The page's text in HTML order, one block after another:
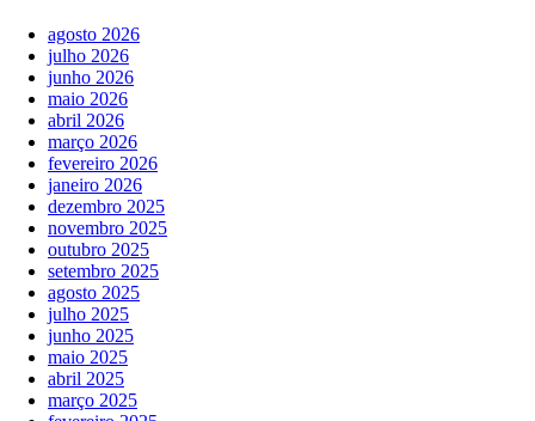
agosto 2026
julho 2026
junho 2026
maio 2026
abril 2026
março 2026
fevereiro 2026
janeiro 2026
dezembro 2025
novembro 2025
outubro 2025
setembro 2025
agosto 2025
julho 2025
junho 2025
maio 2025
abril 2025
março 2025